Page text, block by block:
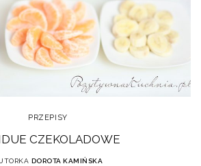
PRZEPISY
CZEKOLADOWE
DOROTA KAMIŃSKA